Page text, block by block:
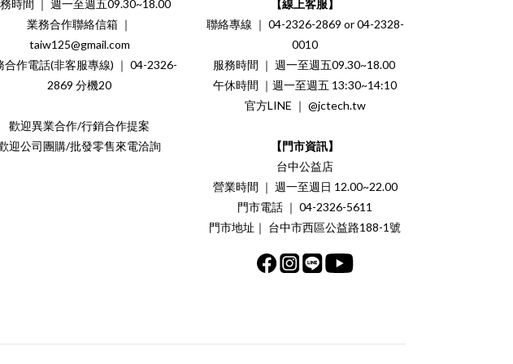
時間 ｜ 週一至週五09.30~18.00
業務合作聯絡信箱 ｜
taiw125@gmail.com
合作電話(非客服專線) ｜ 04-2326-
2869 分機20
歡迎異業合作/行銷合作提案
迎公司團購/批發零售來電洽詢
【線上客服】
聯絡專線 ｜ 04-2326-2869 or 04-2328-
0010
服務時間 ｜ 週一至週五09.30~18.00
午休時間 ｜週一至週五 13:30~14:10
官方LINE ｜ @jctech.tw
【門市資訊】
台中公益店
營業時間 ｜ 週一至週日 12.00~22.00
門市電話 ｜ 04-2326-5611
門市地址｜ 台中市西區公益路188-1號